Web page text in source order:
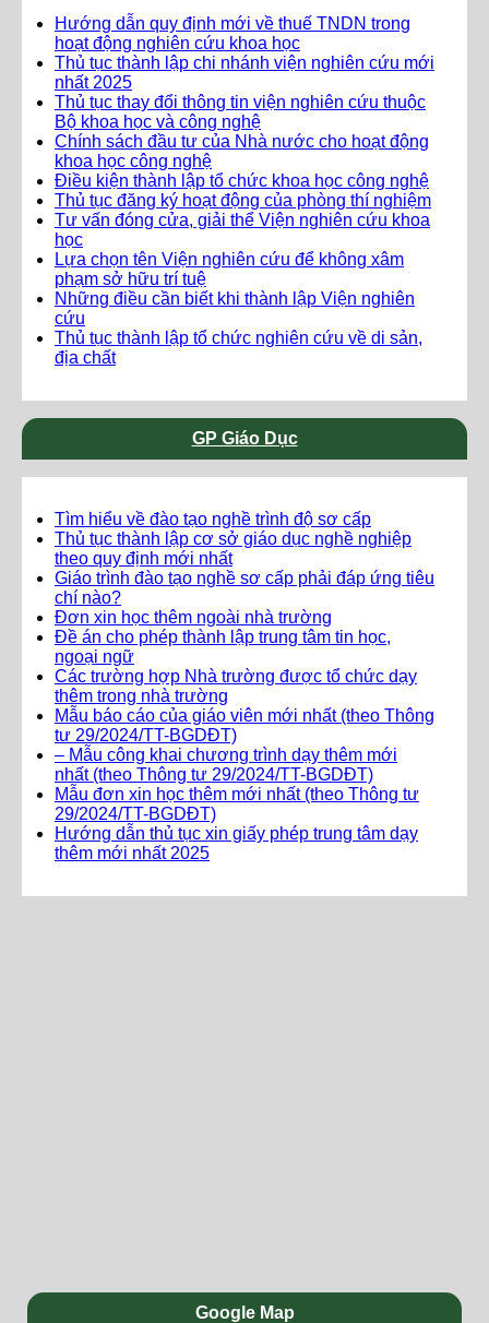
Hướng dẫn quy định mới về thuế TNDN trong
hoạt động nghiên cứu khoa học
Thủ tục thành lập chi nhánh viện nghiên cứu mới
nhất 2025
Thủ tục thay đổi thông tin viện nghiên cứu thuộc
Bộ khoa học và công nghệ
Chính sách đầu tư của Nhà nước cho hoạt động
khoa học công nghệ
Điều kiện thành lập tổ chức khoa học công nghệ
Thủ tục đăng ký hoạt động của phòng thí nghiệm
Tư vấn đóng cửa, giải thể Viện nghiên cứu khoa
học
Lựa chọn tên Viện nghiên cứu để không xâm
phạm sở hữu trí tuệ
Những điều cần biết khi thành lập Viện nghiên
cứu
Thủ tục thành lập tổ chức nghiên cứu về di sản,
địa chất
GP Giáo Dục
Tìm hiểu về đào tạo nghề trình độ sơ cấp
Thủ tục thành lập cơ sở giáo dục nghề nghiệp
theo quy định mới nhất
Giáo trình đào tạo nghề sơ cấp phải đáp ứng tiêu
chí nào?
Đơn xin học thêm ngoài nhà trường
Đề án cho phép thành lập trung tâm tin học,
ngoại ngữ
Các trường hợp Nhà trường được tổ chức dạy
thêm trong nhà trường
Mẫu báo cáo của giáo viên mới nhất (theo Thông
tư 29/2024/TT-BGDĐT)
– Mẫu công khai chương trình dạy thêm mới
nhất (theo Thông tư 29/2024/TT-BGDĐT)
Mẫu đơn xin học thêm mới nhất (theo Thông tư
29/2024/TT-BGDĐT)
Hướng dẫn thủ tục xin giấy phép trung tâm dạy
thêm mới nhất 2025
Google Map